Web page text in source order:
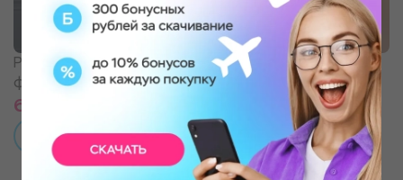
Рождественская
фотосессия в студии
6 390 ₽
ПОДРОБНЕЕ
Фотосессия "Мужской
портрет"
ПОДРОБНЕЕ